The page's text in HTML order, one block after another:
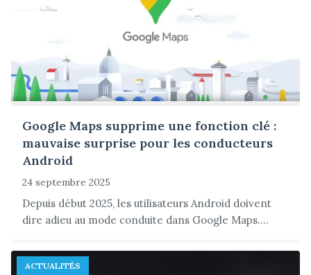
Google Maps supprime une fonction clé :
mauvaise surprise pour les conducteurs
Android
24 septembre 2025
Depuis début 2025, les utilisateurs Android doivent
dire adieu au mode conduite dans Google Maps....
ACTUALITÉS